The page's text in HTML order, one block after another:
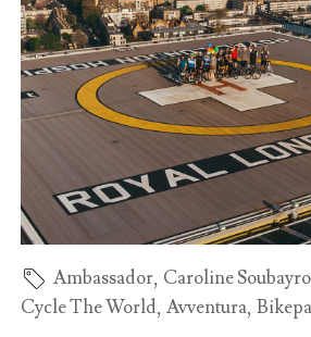
Ambassador, Caroline
Cycle The World, Avventura,